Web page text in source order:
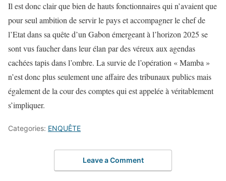
Il est donc clair que bien de hauts fonctionnaires qui n’avaient que
pour seul ambition de servir le pays et accompagner le chef de
l’Etat dans sa quête d’un Gabon émergeant à l’horizon 2025 se
sont vus faucher dans leur élan par des véreux aux agendas
cachées tapis dans l’ombre. La survie de l’opération « Mamba »
n’est donc plus seulement une affaire des tribunaux publics mais
également de la cour des comptes qui est appelée à véritablement
s’impliquer.
Categories: ENQUÊTE
Leave a Comment